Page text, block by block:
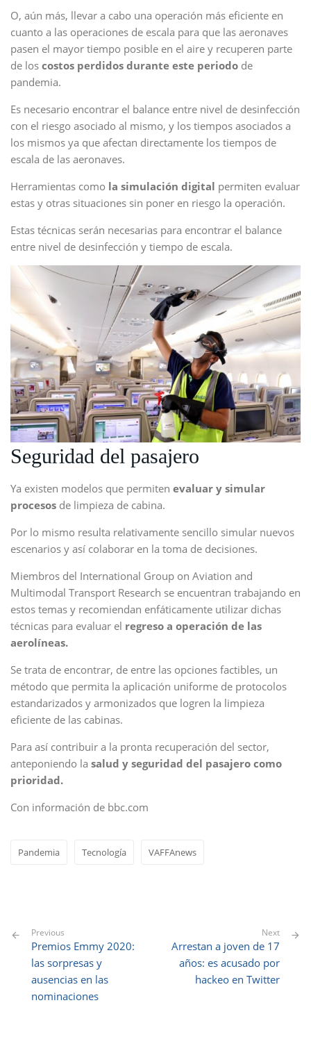
O, aún más, llevar a cabo una operación más eficiente en
cuanto a las operaciones de escala para que las aeronaves
pasen el mayor tiempo posible en el aire y recuperen parte
de los costos perdidos durante este periodo de
pandemia.
Es necesario encontrar el balance entre nivel de desinfección
con el riesgo asociado al mismo, y los tiempos asociados a
los mismos ya que afectan directamente los tiempos de
escala de las aeronaves.
Herramientas como la simulación digital permiten evaluar
estas y otras situaciones sin poner en riesgo la operación.
Estas técnicas serán necesarias para encontrar el balance
entre nivel de desinfección y tiempo de escala.
Seguridad del pasajero
Ya existen modelos que permiten evaluar y simular
procesos de limpieza de cabina.
Por lo mismo resulta relativamente sencillo simular nuevos
escenarios y así colaborar en la toma de decisiones.
Miembros del International Group on Aviation and
Multimodal Transport Research se encuentran trabajando en
estos temas y recomiendan enfáticamente utilizar dichas
técnicas para evaluar el regreso a operación de las
aerolíneas.
Se trata de encontrar, de entre las opciones factibles, un
método que permita la aplicación uniforme de protocolos
estandarizados y armonizados que logren la limpieza
eficiente de las cabinas.
Para así contribuir a la pronta recuperación del sector,
anteponiendo la salud y seguridad del pasajero como
prioridad.
Con información de bbc.com
Pandemia Tecnología VAFFAnews
Previous
Premios Emmy 2020:
las sorpresas y
ausencias en las
nominaciones
Next
Arrestan a joven de 17
años: es acusado por
hackeo en Twitter